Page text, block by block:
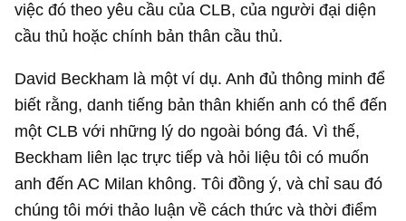
việc đó theo yêu cầu của CLB, của người đại diện
cầu thủ hoặc chính bản thân cầu thủ.
David Beckham là một ví dụ. Anh đủ thông minh để
biết rằng, danh tiếng bản thân khiến anh có thể đến
một CLB với những lý do ngoài bóng đá. Vì thế,
Beckham liên lạc trực tiếp và hỏi liệu tôi có muốn
anh đến AC Milan không. Tôi đồng ý, và chỉ sau đó
chúng tôi mới thảo luận về cách thức và thời điểm